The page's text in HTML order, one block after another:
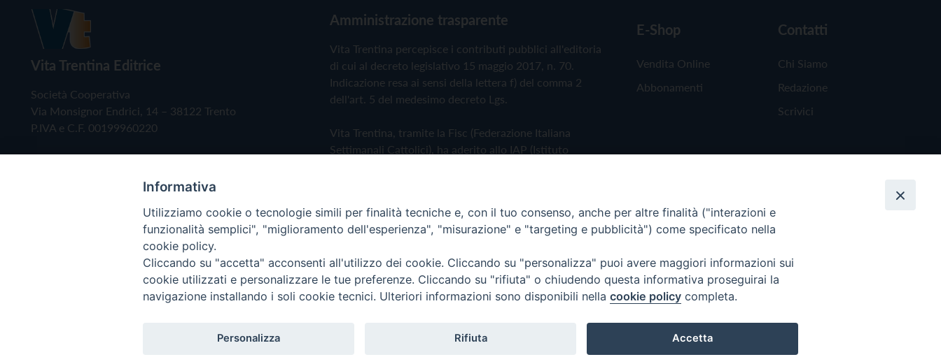
Vita Trentina Editrice
Società Cooperativa
Via Monsignor Endrici, 14 – 38122 Trento
P.IVA e C.F. 00199960220
Amministrazione trasparente
Vita Trentina percepisce i contributi pubblici all'editoria
di cui al decreto legislativo 15 maggio 2017, n. 70.
Indicazione resa ai sensi della lettera f) del comma 2
dell'art. 5 del medesimo decreto Lgs.
Vita Trentina, tramite la Fisc (Federazione Italiana
Settimanali Cattolici), ha aderito allo IAP (Istituto
Privacy Policy Cookie Policy
E-Shop
Vendita Online
Abbonamenti
Contatti
Chi Siamo
Redazione
Scrivici
Copyright © 2019 - Tutti i diritti riservati - Vita Trentina Editrice
Informativa
Utilizziamo cookie o tecnologie simili per finalità tecniche e, con il tuo consenso, anche per altre finalità ("interazioni e
funzionalità semplici", "miglioramento dell'esperienza", "misurazione" e "targeting e pubblicità") come specificato nella
cookie policy.
Cliccando su "accetta" acconsenti all'utilizzo dei cookie. Cliccando su "personalizza" puoi avere maggiori informazioni sui
cookie utilizzati e personalizzare le tue preferenze. Cliccando su "rifiuta" o chiudendo questa informativa proseguirai la
navigazione installando i soli cookie tecnici. Ulteriori informazioni sono disponibili nella cookie policy completa.
Personalizza Rifiuta Accetta